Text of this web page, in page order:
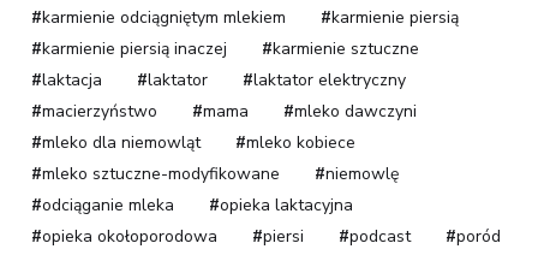
karmienie odciągniętym mlekiem
karmienie piersią
karmienie piersią inaczej
karmienie sztuczne
laktacja
laktator
laktator elektryczny
macierzyństwo
mama
mleko dawczyni
mleko dla niemowląt
mleko kobiece
mleko sztuczne-modyfikowane
niemowlę
odciąganie mleka
opieka laktacyjna
opieka okołoporodowa
piersi podcast
poród